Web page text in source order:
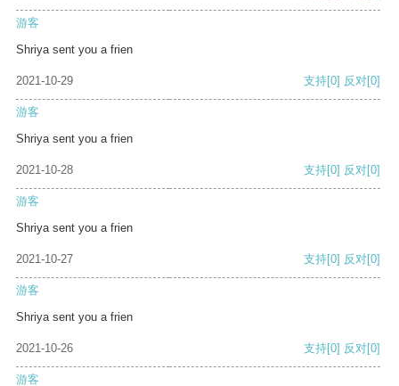
游客
Shriya sent you a frien
2021-10-29 支持[0] 反对[0]
游客
Shriya sent you a frien
2021-10-28 支持[0] 反对[0]
游客
Shriya sent you a frien
2021-10-27 支持[0] 反对[0]
游客
Shriya sent you a frien
2021-10-26 支持[0] 反对[0]
游客